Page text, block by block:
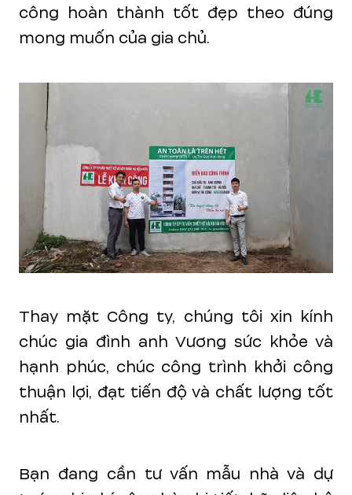
công hoàn thành tốt đẹp theo đúng
mong muốn của gia chủ.
Thay mặt Công ty, chúng tôi xin kính
chúc gia đình anh Vương sức khỏe và
hạnh phúc, chúc công trình khởi công
thuận lợi, đạt tiến độ và chất lượng tốt
nhất.
Bạn đang cần tư vấn mẫu nhà và dự